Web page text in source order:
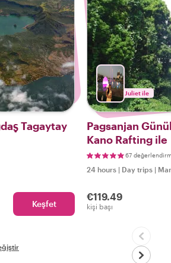
Tagaytay
Keşfet
Juliet ile
Pagsanjan
Kano Rafting ile
67
24 hours | Day trips |
€119.49
kişi başı